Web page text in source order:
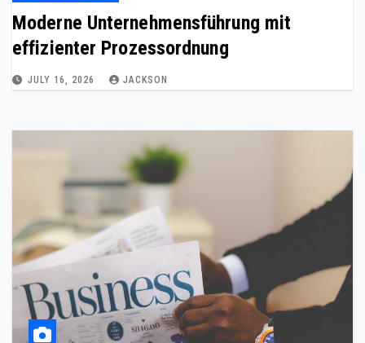
Moderne Unternehmensführung mit
effizienter Prozessordnung
JULY 16, 2026 JACKSON